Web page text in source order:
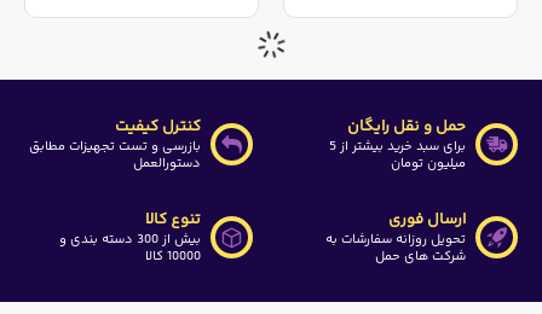
حمل و نقل رایگان
برای سبد خرید بیشتر از 5
میلیون تومان
کنترل کیفیت
بازرسی و تست تجهیزات مطابق
دستورالعمل
ارسال فوری
تحویل روزانه سفارشات به
شرکت های حمل
تنوع کالا
بیش از 300 دسته بندی و
10000 کالا